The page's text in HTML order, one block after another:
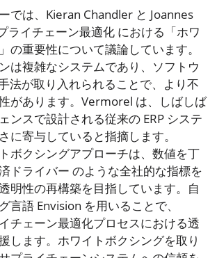
では、Kieran Chandler と Joannes
ライチェーン最適化 における「ホワ
の重要性について議論しています。
は複雑なシステムであり、ソフトウ
法が取り入れられることで、より不
があります。Vermorel は、しばしば
ンスで設計される従来の ERP システ
に寄与していると指摘します。
ボクシングアプローチは、数値を丁
ドライバー のような全社的な指標を
明性の再構築を目指しています。自
言語 Envision を用いることで、
チェーン最適化プロセスにおける透
します。ホワイトボクシングを取り